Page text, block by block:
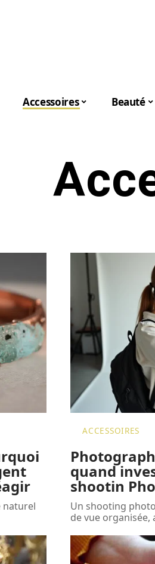
Accessoires Beauté
naturel
ACCESSOIRES
quand
shootin
Un shooting
de vue organisée,